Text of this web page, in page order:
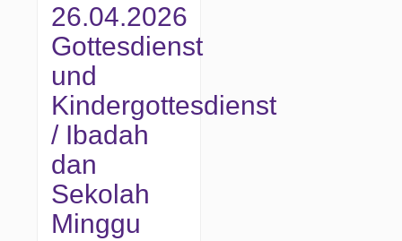
26.04.2026
Gottesdienst
und
Kindergottesdienst
/ Ibadah
dan
Sekolah
Minggu